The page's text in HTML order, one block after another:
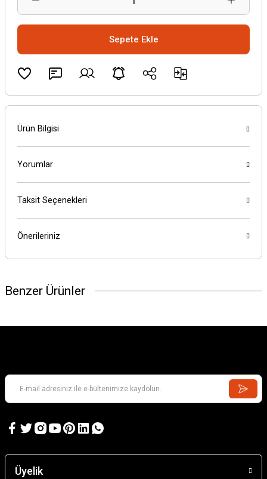
Sepete Ekle
Ürün Bilgisi
Yorumlar
Taksit Seçenekleri
Önerileriniz
Benzer Ürünler
Üyelik